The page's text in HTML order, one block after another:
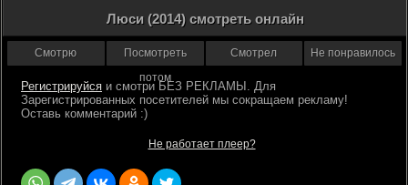
Люси (2014) смотреть онлайн
Смотрю
Посмотреть
потом
Смотрел Не понравилось
Регистрируйся
Не работает плеер?